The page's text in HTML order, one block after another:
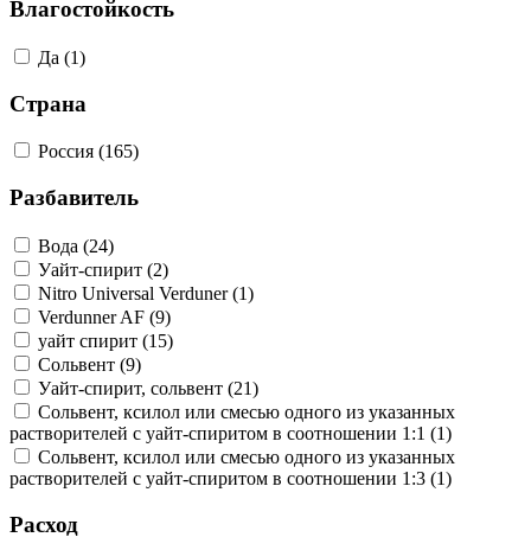
Влагостойкость
Да (1)
Страна
Россия (165)
Разбавитель
Вода (24)
Уайт-спирит (2)
Nitro Universal Verduner (1)
Verdunner AF (9)
уайт спирит (15)
Сольвент (9)
Уайт-спирит, сольвент (21)
Сольвент, ксилол или смесью одного из указанных
растворителей с уайт-спиритом в соотношении 1:1 (1)
Сольвент, ксилол или смесью одного из указанных
растворителей с уайт-спиритом в соотношении 1:3 (1)
Расход